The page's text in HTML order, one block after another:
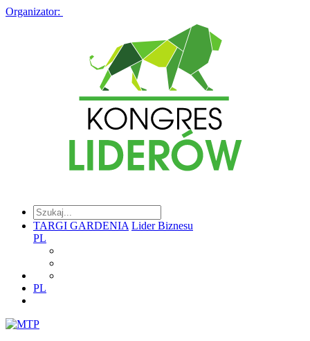
Organizator:
TARGI GARDENIA Lider Biznesu
PL
PL